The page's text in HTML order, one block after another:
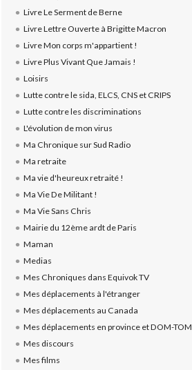
Livre Le Serment de Berne
Livre Lettre Ouverte à Brigitte Macron
Livre Mon corps m'appartient !
Livre Plus Vivant Que Jamais !
Loisirs
Lutte contre le sida, ELCS, CNS et CRIPS
Lutte contre les discriminations
L'évolution de mon virus
Ma Chronique sur Sud Radio
Ma retraite
Ma vie d'heureux retraité !
Ma Vie De Militant !
Ma Vie Sans Chris
Mairie du 12ème ardt de Paris
Maman
Medias
Mes Chroniques dans Equivok TV
Mes déplacements à l'étranger
Mes déplacements au Canada
Mes déplacements en province et DOM-TOM
Mes discours
Mes films